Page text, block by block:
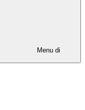
Menu di